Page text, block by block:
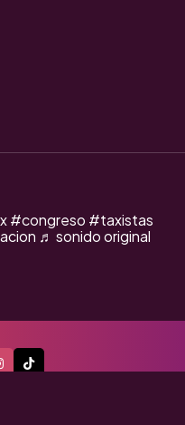
#congreso #taxistas
♬ sonido original